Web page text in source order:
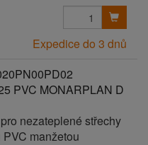
Expedice do 3 dnů
PVC MONARPLAN D
nezateplené střechy
manžetou